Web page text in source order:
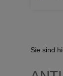
Sie sind